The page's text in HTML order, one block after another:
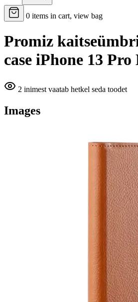
0 items in cart, view bag
Promiz
case iPhone 13
2 inimest vaatab hetkel seda toodet
Images